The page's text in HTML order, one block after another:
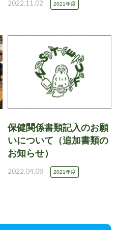
2022.11.02 2021年度
保健関係書類記入のお願
いについて（追加書類の
お知らせ）
2022.04.08 2021年度